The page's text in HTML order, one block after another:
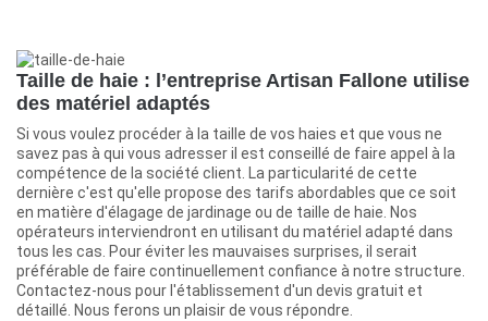
Taille de haie : l’entreprise Artisan Fallone utilise
des matériel adaptés
Si vous voulez procéder à la taille de vos haies et que vous ne
savez pas à qui vous adresser il est conseillé de faire appel à la
compétence de la société client. La particularité de cette
dernière c'est qu'elle propose des tarifs abordables que ce soit
en matière d'élagage de jardinage ou de taille de haie. Nos
opérateurs interviendront en utilisant du matériel adapté dans
tous les cas. Pour éviter les mauvaises surprises, il serait
préférable de faire continuellement confiance à notre structure.
Contactez-nous pour l'établissement d'un devis gratuit et
détaillé. Nous ferons un plaisir de vous répondre.